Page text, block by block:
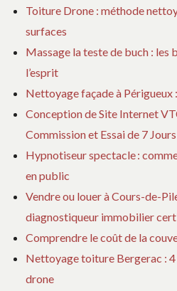
Toiture Drone : méthode
surfaces
Massage la teste de buch : les
l’esprit
Nettoyage façade à Périgueux
Conception de Site Internet
Commission et Essai de 7 Jours
Hypnotiseur spectacle :
en public
Vendre ou louer à Cours-de-
diagnostiqueur immobilier
Comprendre le coût de la
Nettoyage toiture Bergerac :
drone